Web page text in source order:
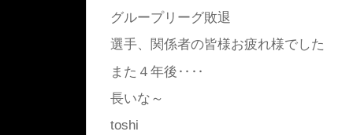
グループリーグ敗退
選手、関係者の皆様お疲れ様でした
また４年後‥‥
長いな～
toshi